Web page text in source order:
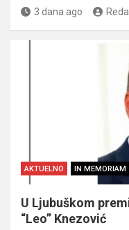
3 dana ago
AKTUELNO IN MEMORIAM
U Ljubuškom
“Leo” Knezović